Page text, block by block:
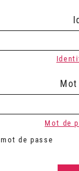
mot de passe
Mot de